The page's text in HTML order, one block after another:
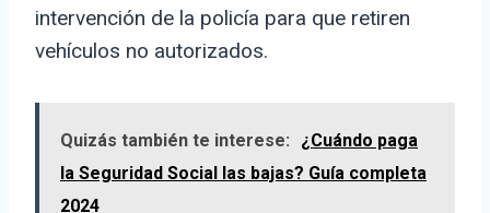
intervención de la policía para que retiren
vehículos no autorizados.
Quizás también te interese:
¿Cuándo paga
la Seguridad Social las bajas? Guía completa
2024